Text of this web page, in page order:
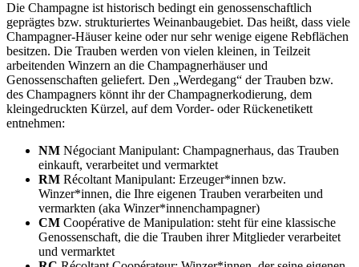
Die Champagne ist historisch bedingt ein genossenschaftlich
geprägtes bzw. strukturiertes Weinanbaugebiet. Das heißt, dass viele
Champagner-Häuser keine oder nur sehr wenige eigene Rebflächen
besitzen. Die Trauben werden von vielen kleinen, in Teilzeit
arbeitenden Winzern an die Champagnerhäuser und
Genossenschaften geliefert. Den „Werdegang“ der Trauben bzw.
des Champagners könnt ihr der Champagnerkodierung, dem
kleingedruckten Kürzel, auf dem Vorder- oder Rückenetikett
entnehmen:
NM Négociant Manipulant: Champagnerhaus, das Trauben
einkauft, verarbeitet und vermarktet
RM Récoltant Manipulant: Erzeuger*innen bzw.
Winzer*innen, die Ihre eigenen Trauben verarbeiten und
vermarkten (aka Winzer*innenchampagner)
CM Coopérative de Manipulation: steht für eine klassische
Genossenschaft, die die Trauben ihrer Mitglieder verarbeitet
und vermarktet